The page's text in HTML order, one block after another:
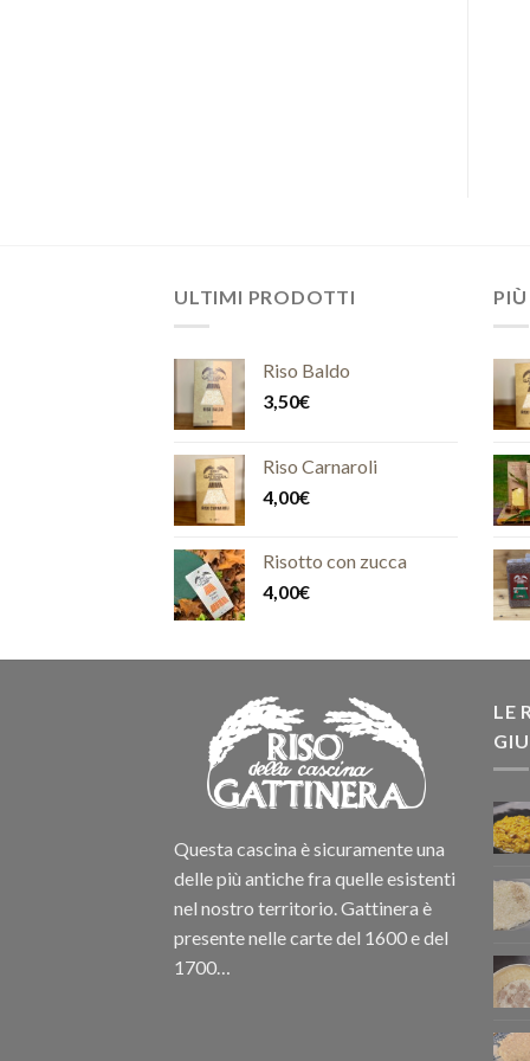
ULTIMI PRODOTTI
Riso Baldo
3,50€
Riso Carnaroli
4,00€
Risotto con zucca
4,00€
Questa cascina è sicuramente una
delle più antiche fra quelle esistenti
nel nostro territorio. Gattinera è
presente nelle carte del 1600 e del
1700…
LE